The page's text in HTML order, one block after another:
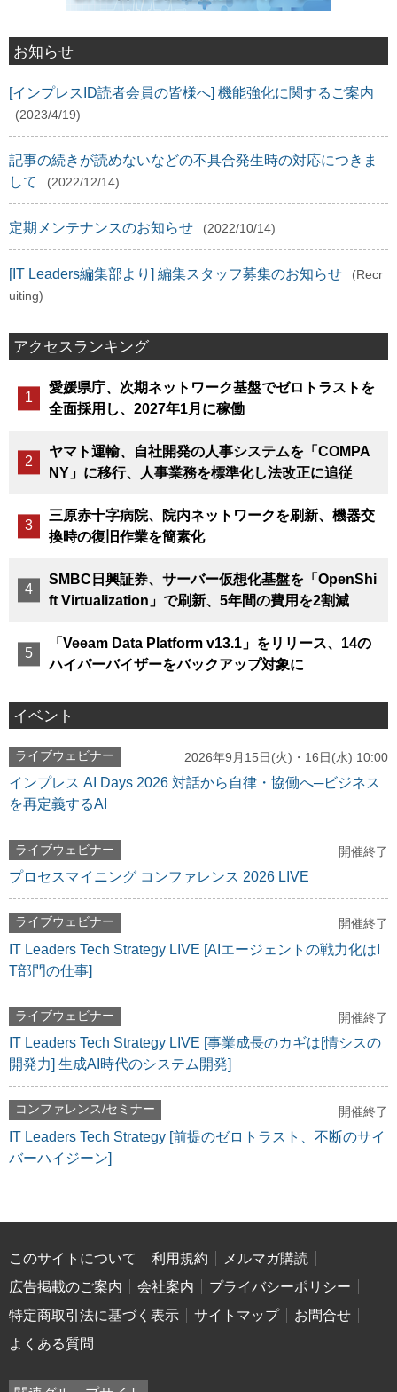
お知らせ
[インプレスID読者会員の皆様へ] 機能強化に関するご案内
(2023/4/19)
記事の続きが読めないなどの不具合発生時の対応につきま
して
(2022/12/14)
定期メンテナンスのお知らせ (2022/10/14)
[IT Leaders編集部より] 編集スタッフ募集のお知らせ
(Recr
uiting)
アクセスランキング
愛媛県庁、次期ネットワーク基盤でゼロトラストを
全面採用し、2027年1月に稼働
ヤマト運輸、自社開発の人事システムを「COMPA
NY」に移行、人事業務を標準化し法改正に追従
三原赤十字病院、院内ネットワークを刷新、機器交
換時の復旧作業を簡素化
SMBC日興証券、サーバー仮想化基盤を「OpenShi
ft Virtualization」で刷新、5年間の費用を2割減
「Veeam Data Platform v13.1」をリリース、14の
ハイパーバイザーをバックアップ対象に
イベント
ライブウェビナー 2026年9月15日(火)・16日(水) 10:00
インプレス AI Days 2026 対話から自律・協働へ─ビジネス
を再定義するAI
ライブウェビナー 開催終了
プロセスマイニング コンファレンス 2026 LIVE
ライブウェビナー 開催終了
IT Leaders Tech Strategy LIVE [AIエージェントの戦力化はI
T部門の仕事]
ライブウェビナー 開催終了
IT Leaders Tech Strategy LIVE [事業成長のカギは[情シスの
開発力] 生成AI時代のシステム開発]
コンファレンス/セミナー 開催終了
IT Leaders Tech Strategy [前提のゼロトラスト、不断のサイ
バーハイジーン]
このサイトについて 利用規約
メルマガ購読
広告掲載のご案内
会社案内
プライバシーポリシー
特定商取引法に基づく表示
サイトマップ
お問合せ
よくある質問